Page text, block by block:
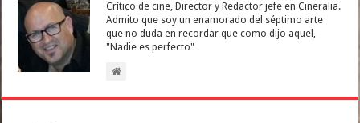
Crítico de cine, Director y Redactor jefe en Cineralia.
Admito que soy un enamorado del séptimo arte
que no duda en recordar que como dijo aquel,
"Nadie es perfecto"